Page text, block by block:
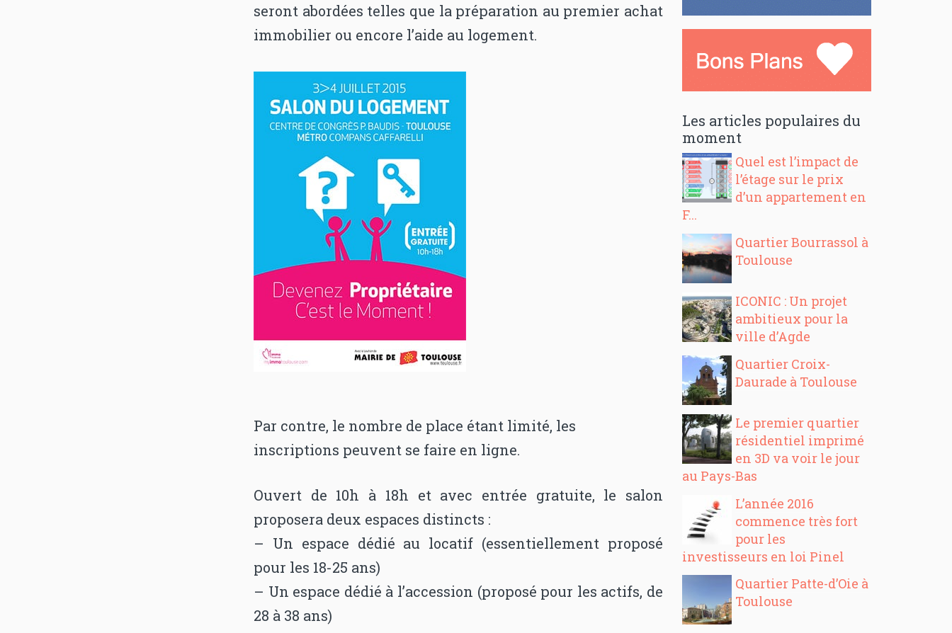
seront abordées telles que la préparation au premier achat
immobilier ou encore l’aide au logement.
Par contre, le nombre de place étant limité, les
inscriptions peuvent se faire en ligne.
Ouvert de 10h à 18h et avec entrée gratuite, le salon
proposera deux espaces distincts :
– Un espace dédié au locatif (essentiellement proposé
pour les 18-25 ans)
– Un espace dédié à l’accession (proposé pour les actifs, de
28 à 38 ans)
Les articles populaires du
moment
Quel est l’impact de
l’étage sur le prix
d’un appartement en
F...
Quartier Bourrassol à
Toulouse
ICONIC : Un projet
ambitieux pour la
ville d’Agde
Quartier Croix-
Daurade à Toulouse
Le premier quartier
résidentiel imprimé
en 3D va voir le jour
au Pays-Bas
L’année 2016
commence très fort
pour les
investisseurs en loi Pinel
Quartier Patte-d’Oie à
Toulouse